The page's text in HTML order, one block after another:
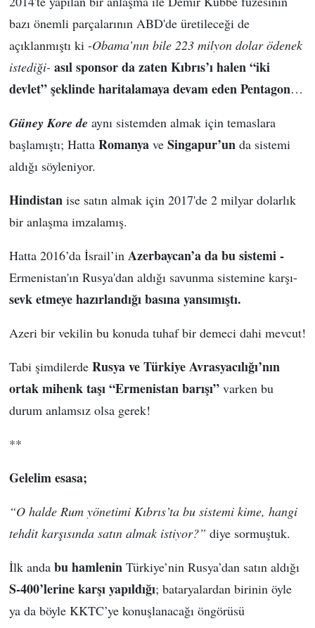
bazı önemli parçalarının ABD'de üretileceği de
açıklanmıştı ki -Obama’nın bile 223 milyon dolar ödenek
istediği- asıl sponsor da zaten Kıbrıs’ı halen “iki
devlet” şeklinde haritalamaya devam eden Pentagon…
Güney Kore de aynı sistemden almak için temaslara
başlamıştı; Hatta Romanyave Singapur’un da sistemi
aldığı söyleniyor.
Hindistan ise satın almak için 2017'de 2 milyar dolarlık
bir anlaşma imzalamış.
Hatta 2016’da İsrail’in Azerbaycan’a da bu sistemi -
Ermenistan'ın Rusya'dan aldığı savunma sistemine karşı-
sevk etmeye hazırlandığı basına yansımıştı.
Azeri bir vekilin bu konuda tuhaf bir demeci dahi mevcut!
Tabi şimdilerdeRusya ve Türkiye Avrasyacılığı’nın
ortak mihenk taşı “Ermenistan barışı”varken bu
durum anlamsız olsa gerek!
**
Gelelim esasa;
“O halde Rum yönetimi Kıbrıs’ta bu sistemi kime, hangi
tehdit karşısında satın almak istiyor?” diye sormuştuk.
İlk anda bu hamlenin Türkiye’nin Rusya’dan satın aldığı
S-400’lerine karşı yapıldığı; bataryalardan birinin öyle
ya da böyle KKTC’ye konuşlanacağı öngörüsü